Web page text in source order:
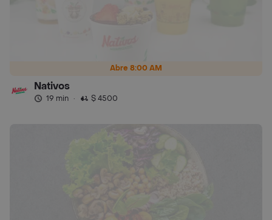
Abre 8:00 AM
Nativos
19 min · $ 4500